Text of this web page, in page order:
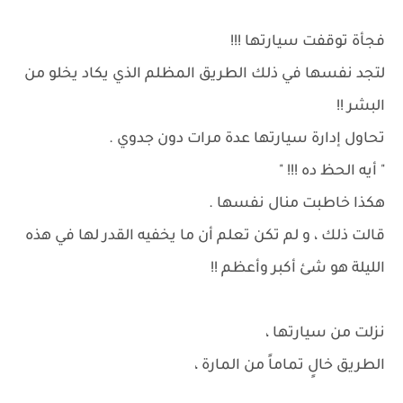
فجأة توقفت سيارتها !!!
لتجد نفسها في ذلك الطريق المظلم الذي يكاد يخلو من
البشر !!
تحاول إدارة سيارتها عدة مرات دون جدوي .
" أيه الحظ ده !!! "
هكذا خاطبت منال نفسها .
قالت ذلك ، و لم تكن تعلم أن ما يخفيه القدر لها في هذه
الليلة هو شئ أكبر وأعظم !!
نزلت من سيارتها ،
الطريق خالٍ تماماً من المارة ،